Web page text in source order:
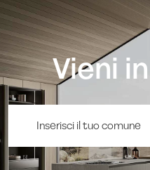
Vieni